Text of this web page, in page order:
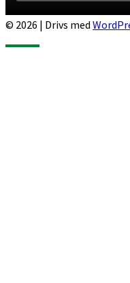
© 2026 | Drivs med